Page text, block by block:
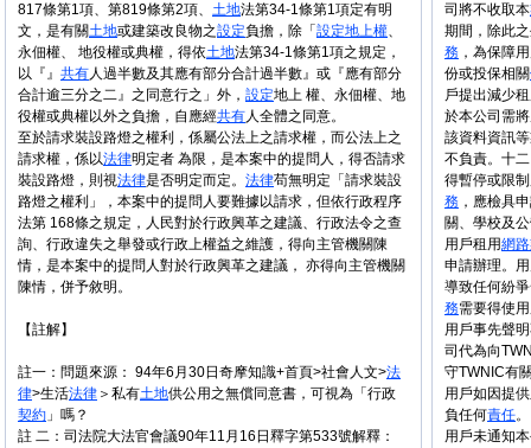
司將不收取本
期間，除此
務 ，為保障
份或投保相關
戶提出減少
於本公司需
該資料資訊
不負責。十
得暫停或限
務 ，應檢具
關、學校及
用戶租用網路
申請辦理。
導致任何紛
務需要得使
用戶事先聲
司代為向
守TWNIC有
用戶如因提
負任何責任
用戶未通知
817條第1項、第819條第2項、 土地法第34-1條第1項定有明
文，是有關土地或建築改良物之設定負擔，除「 設定地上權、
永佃權、 地役權或典權，得依土地法第34-1條第1項之規定，
以『』 共有人過半數及其應有部分合計過半數』或『應有部分
合計逾三分之二』之同意行之」外， 設定地上 權、永佃權、地
役權或典權以外之負擔，自應經共有人全體之同意。
至於請求裝設路燈之權利，係屬公法上之請求權，而公法上之
請求權，係以法律明定者 為限，是本案中的提問人，得否請求
裝設路燈，則視法律是否明定而定。 法律苟無明定「請求裝設
路燈之權利」，本案中的提問人要難據以請求，但依行政程序
法第 168條之規定，人民對於行政興革之建議、行政法令之查
詢、行政違失之舉發或行政上權益之維護，得向主管機關陳
情，是本案中的提問人對於行政興革之建議， 亦得向主管機關
陳情，併予敘明。
【註解】
註一：問題來源： 94年6月30日奇摩知識+首頁>社會人文>法
律>生活法律 ＞私有土地供公用之無償同意書，可視為「行政
契約 」嗎？
註 二：司法院大法官會議90年11月16日釋字第533號解釋：